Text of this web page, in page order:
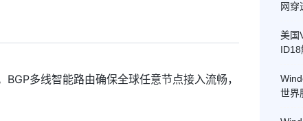
多线智能路由确保全球任意节点接入流畅，
网穿
美国
ID18
世界